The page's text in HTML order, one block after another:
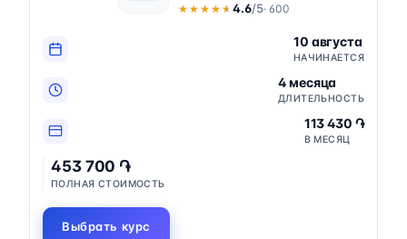
★★★★★
★★★★★ 4.6/5· 600
10 августа
НАЧИНАЕТСЯ
4 месяца
ДЛИТЕЛЬНОСТЬ
113 430 ֏
В МЕСЯЦ
453 700 ֏
ПОЛНАЯ СТОИМОСТЬ
Выбрать курс